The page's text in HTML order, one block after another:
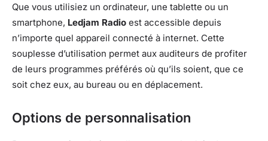
Que vous utilisiez un ordinateur, une tablette ou un
smartphone, Ledjam Radio est accessible depuis
n’importe quel appareil connecté à internet. Cette
souplesse d’utilisation permet aux auditeurs de profiter
de leurs programmes préférés où qu’ils soient, que ce
soit chez eux, au bureau ou en déplacement.
Options de personnalisation